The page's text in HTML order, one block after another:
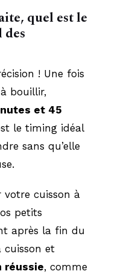
quel est le
des
! Une fois
bouillir,
et 45
le timing idéal
sans qu’elle
votre cuisson à
petits
après la fin du
cuisson et
réussie, comme